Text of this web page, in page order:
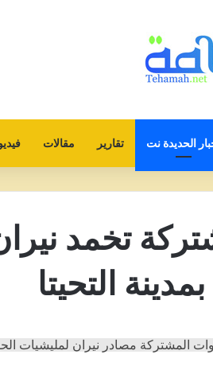
الحديدة نت تقارير مقالات
تخمد
التحيتا
المشتركة مصادر نيران لمليشيات